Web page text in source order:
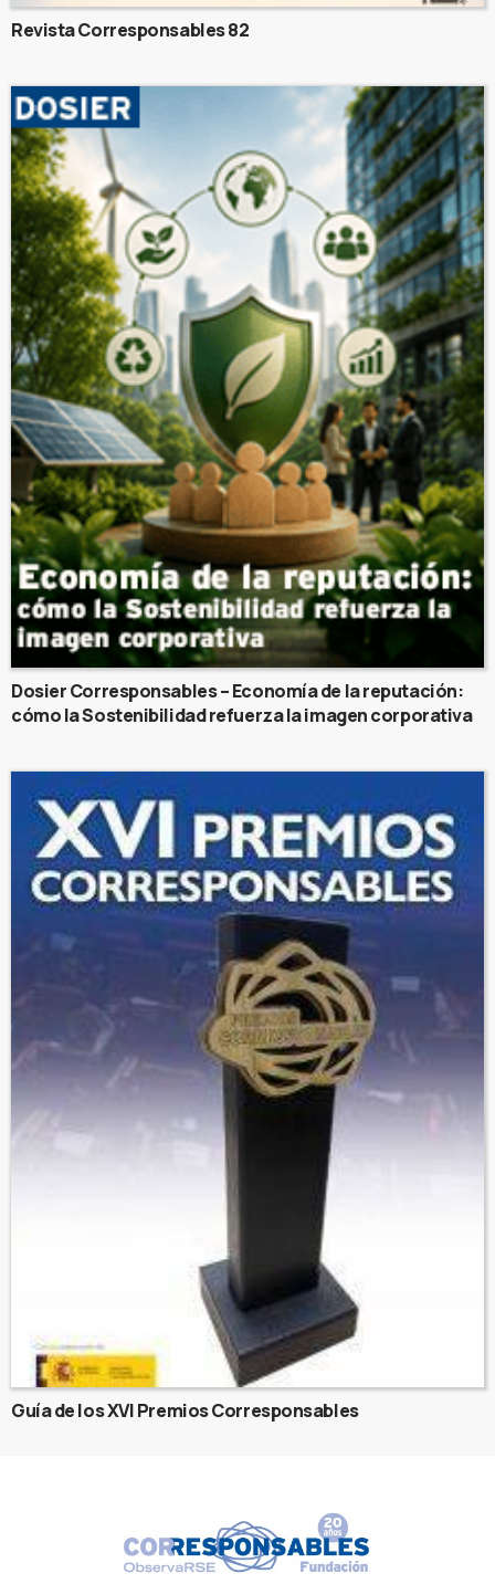
Revista Corresponsables 82
Dosier Corresponsables – Economía de la reputación:
cómo la Sostenibilidad refuerza la imagen corporativa
Guía de los XVI Premios Corresponsables